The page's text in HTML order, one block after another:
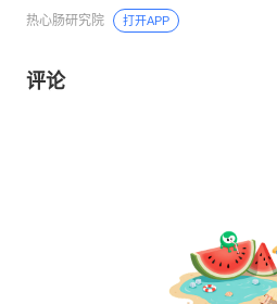
热心肠研究院 打开APP
评论